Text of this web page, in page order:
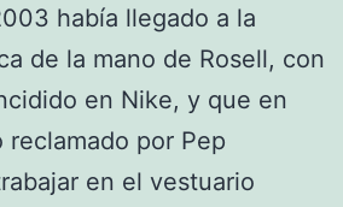
había llegado a la
de la mano de Rosell, con
en Nike, y que en
por Pep
en el vestuario